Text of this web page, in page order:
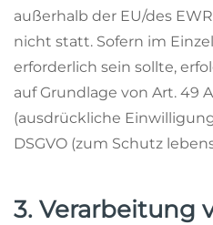
außerhalb der EU/des
nicht statt. Sofern im
erforderlich sein sollte,
auf Grundlage von Art. 49
(ausdrückliche
DSGVO (zum Schutz
3. Verarbeitung